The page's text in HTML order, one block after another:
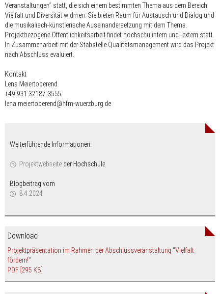
Veranstaltungen“ statt, die sich einem bestimmten Thema aus dem Bereich
Vielfalt und Diversität widmen. Sie bieten Raum für Austausch und Dialog und
die musikalisch-künstlerische Auseinandersetzung mit dem Thema.
Projektbezogene Öffentlichkeitsarbeit findet hochschulintern und -extern statt.
In Zusammenarbeit mit der Stabstelle Qualitätsmanagement wird das Projekt
nach Abschluss evaluiert.
Kontakt
Lena Meiertoberend
+49 931 32187-3555
lena.meiertoberend@hfm-wuerzburg.de
Weiterführende Informationen:
Projektwebseite der Hochschule
Blogbeitrag vom
8.4.2024
Download
Projektpräsentation im Rahmen der Abschlussveranstaltung "Vielfalt
fördern!"
PDF [295 KB]